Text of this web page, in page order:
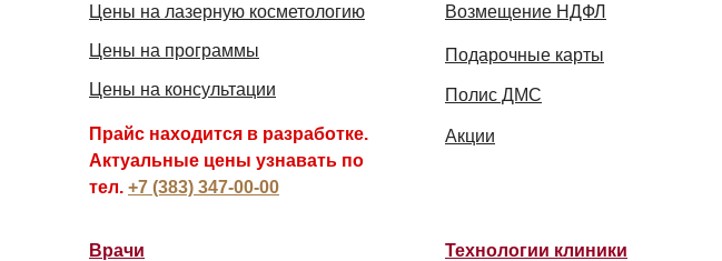
Возмещение НДФЛ
Полис ДМС
Акции
Цены на консультации
Цены на лазерную косметологию
Прайс находится в разработке.
Актуальные цены узнавать по
тел. +7 (383) 347-00-00
Цены на программы
Технологии клиники
Врачи
Подарочные карты